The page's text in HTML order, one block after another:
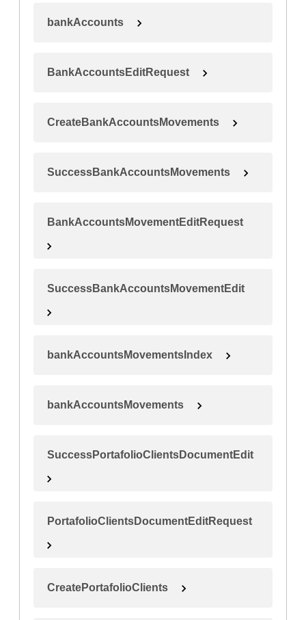
bankAccounts
BankAccountsEditRequest
CreateBankAccountsMovements
SuccessBankAccountsMovements
BankAccountsMovementEditRequest
SuccessBankAccountsMovementEdit
bankAccountsMovementsIndex
bankAccountsMovements
SuccessPortafolioClientsDocumentEdit
PortafolioClientsDocumentEditRequest
CreatePortafolioClients